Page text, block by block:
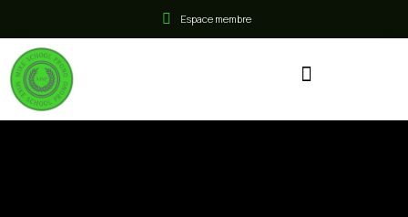
Espace membre